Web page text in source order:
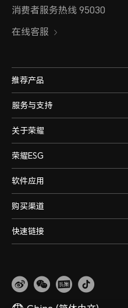
消费者服务热线 95030
在线客服
推荐产品
服务与支持
关于荣耀
荣耀ESG
软件应用
购买渠道
快速链接